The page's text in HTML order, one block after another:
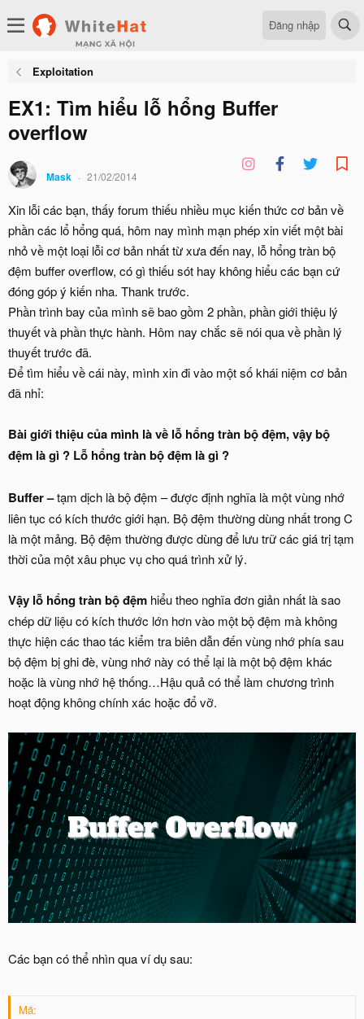
Đăng nhập
Exploitation
EX1: Tìm hiểu lỗ hổng Buffer
overflow
Mask 21/02/2014
Xin lỗi các bạn, thấy forum thiếu nhiều mục kiến thức cơ bản về
phần các lổ hổng quá, hôm nay mình mạn phép xin viết một bài
nhỏ về một loại lỗi cơ bản nhất từ xưa đến nay, lỗ hổng tràn bộ
đệm buffer overflow, có gì thiếu sót hay không hiểu các bạn cứ
đóng góp ý kiến nha. Thank trước.
Phần trình bay của mình sẽ bao gồm 2 phần, phần giới thiệu lý
thuyết và phần thực hành. Hôm nay chắc sẽ nói qua về phần lý
thuyết trước đã.
Để tìm hiểu về cái này, mình xin đi vào một số khái niệm cơ bản
đã nhỉ:
Bài giới thiệu của mình là về lỗ hổng tràn bộ đệm, vậy bộ
đệm là gì ? Lỗ hổng tràn bộ đệm là gì ?
Buffer –tạm dịch là bộ đệm – được định nghĩa là một vùng nhớ
liên tục có kích thước giới hạn. Bộ đệm thường dùng nhất trong C
là một mảng. Bộ đệm thường được dùng để lưu trữ các giá trị tạm
thời của một xâu phục vụ cho quá trình xử lý.
Vậy lỗ hổng tràn bộ đệm hiểu theo nghĩa đơn giản nhất là sao
chép dữ liệu có kích thước lớn hơn vào một bộ đệm mà không
thực hiện các thao tác kiểm tra biên dẫn đến vùng nhớ phía sau
bộ đệm bị ghi đè, vùng nhớ này có thể lại là một bộ đệm khác
hoặc là vùng nhớ hệ thống…Hậu quả có thể làm chương trình
hoạt động không chính xác hoặc đổ vỡ.
Các bạn có thể nhìn qua ví dụ sau:
Mã: